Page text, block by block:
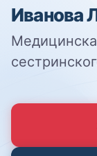
Иванова